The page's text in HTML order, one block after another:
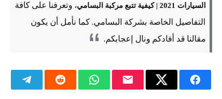
السيارات 2021 | كيفية تتبع مركبة البسامي
، وتعرفنا على كافة
التفاصيل الخاصة بشركة البسامي. كما نأمل أن يكون
مقالنا قد أفادكم ونال إعجابكم.